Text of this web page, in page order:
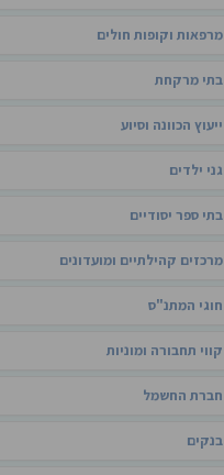
מרפאות וקופות חולים
בתי מרקחת
ייעוץ הכוונה וסיוע
גני ילדים
בתי ספר יסודיים
מרכזים קהילתיים ומועדונים
חוגי המתנ"ס
קווי תחבורה ומוניות
חברת החשמל
בנקים